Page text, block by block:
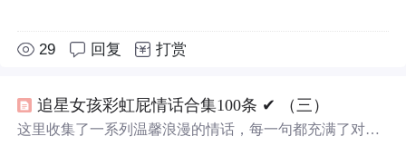
29 回复 打赏
追星女孩彩虹屁情话合集100条 ✔︎ （三）
这里收集了一系列温馨浪漫的情话，每一句都充满了对爱